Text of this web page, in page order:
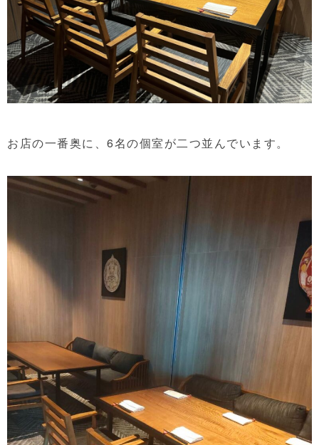
お店の一番奥に、6名の個室が二つ並んでいます。